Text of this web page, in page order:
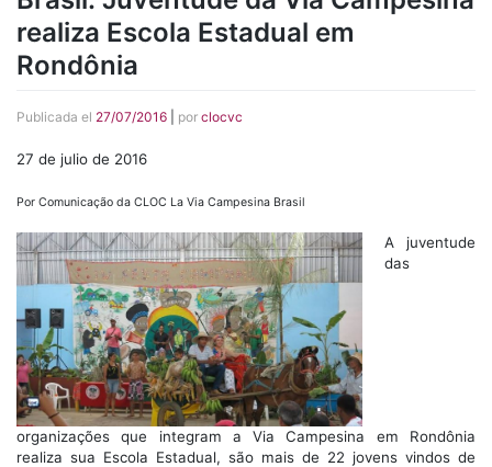
realiza Escola Estadual em
Rondônia
Publicada el 27/07/2016 por clocvc
27 de julio de 2016
Por Comunicação da CLOC La Via Campesina Brasil
A juventude
das
organizações que integram a Via Campesina em Rondônia
realiza sua Escola Estadual, são mais de 22 jovens vindos de